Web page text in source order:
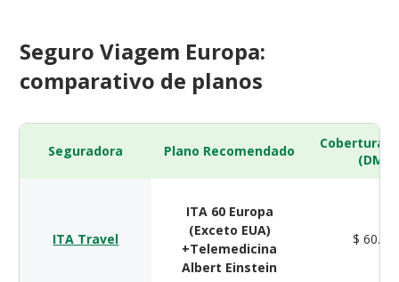
Seguro Viagem Europa:
comparativo de planos
Seguradora Plano Recomendado
Cobertura
(DMH)
ITA Travel
ITA 60 Europa
(Exceto EUA)
+Telemedicina
Albert Einstein
$